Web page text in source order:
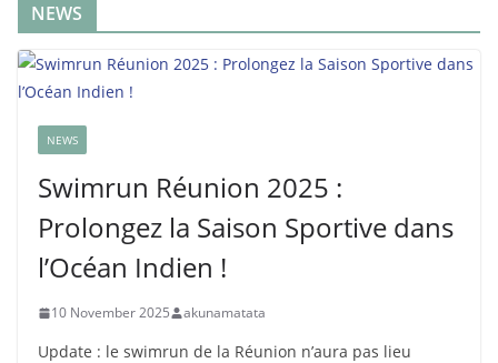
NEWS
NEWS
Swimrun Réunion 2025 :
Prolongez la Saison Sportive dans
l’Océan Indien !
10 November 2025 akunamatata
Update : le swimrun de la Réunion n’aura pas lieu